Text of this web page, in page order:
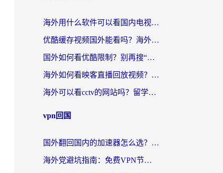
海外用什么软件可以看国内电视？留学生亲测有效的追剧自由指南
优酷缓存视频国外能看吗？海外党追剧看片的终极解决方案来了
国外如何看优酷限制？别再搜“在日本哪个软件可以看中国电视剧”，这篇教你搞定
海外如何看映客直播回放视频？这份攻略帮你搞定（附腾讯优酷观看技巧）
海外可以看cctv的网站吗？留学生亲测有效的回国追剧方案
vpn回国
国外翻回国内的加速器怎么选？海外党亲测实用指南，告别地域限制
海外党避坑指南：免费VPN节点真的靠谱吗？教你选对回国加速器无缝访问国内资源